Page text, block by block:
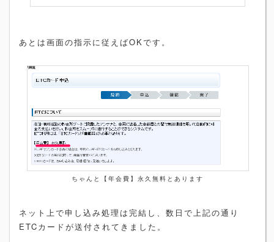
あとは画面の指示に従えばOKです。
ちゃんと【年会費】永久無料とあります
ネット上で申し込み処理は完結し、数日で上記の通り
ETCカードが送付されてきました。